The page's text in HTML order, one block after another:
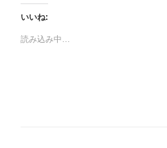
いいね:
読み込み中…